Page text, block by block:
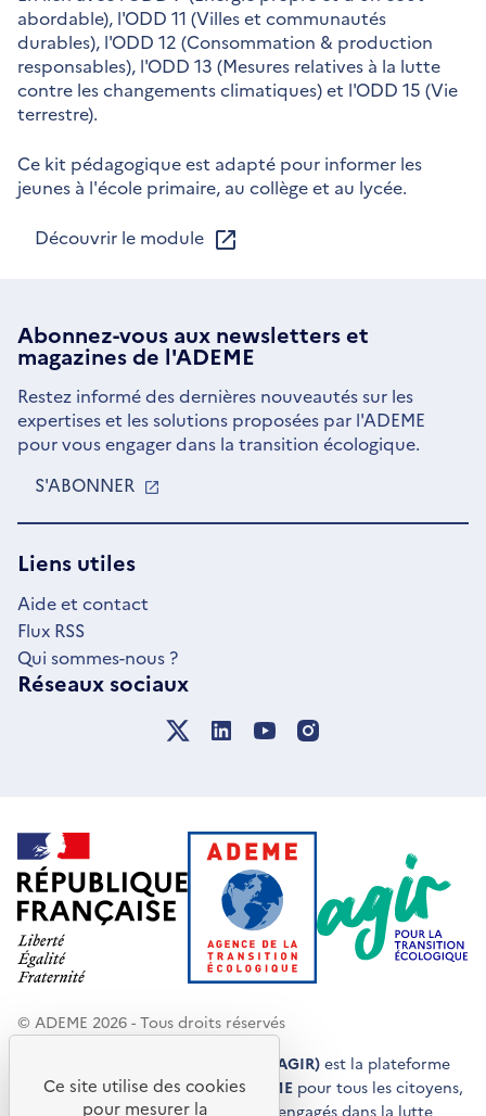
abordable), l'ODD 11 (Villes et communautés
durables), l'ODD 12 (Consommation & production
responsables), l'ODD 13 (Mesures relatives à la lutte
contre les changements climatiques) et l'ODD 15 (Vie
terrestre).
Ce kit pédagogique est adapté pour informer les
jeunes à l'école primaire, au collège et au lycée.
Découvrir le module
Abonnez-vous aux newsletterset
magazines de l'ADEME
Restez informé des dernières nouveautés sur les
expertises et les solutions proposées par l'ADEME
pour vous engager dans la transition écologique.
S'ABONNER
UNE
Liens utiles
Aide et contact
Flux RSS
Qui sommes-nous ?
Réseaux sociaux
© ADEME 2026 - Tous droits réservés
Agir pour la transition écologique (AGIR) est la plateforme
de conseils et de services de l'ADEME pour tous les citoyens,
acteurs économiques et territoires engagés dans la lutte
Ce site utilise des cookies
pour mesurer la